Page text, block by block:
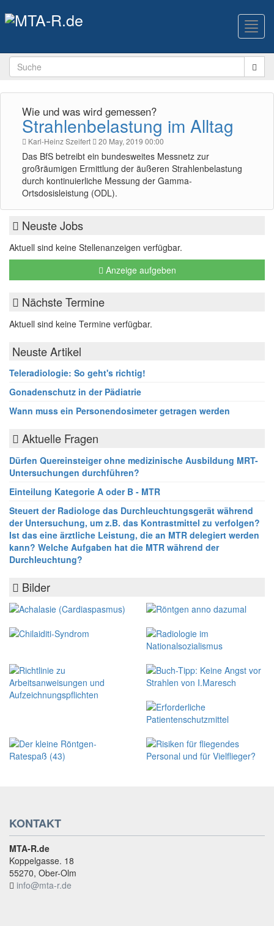
Wie und was wird gemessen?
Strahlenbelastung im Alltag
Karl-Heinz Szeifert 20 May, 2019 00:00
Das BfS betreibt ein bundesweites Messnetz zur
großräumigen Ermittlung der äußeren Strahlenbelastung
durch kontinuierliche Messung der Gamma-
Ortsdosisleistung (ODL).
Neuste Jobs
Aktuell sind keine Stellenanzeigen verfügbar.
Anzeige aufgeben
Nächste Termine
Aktuell sind keine Termine verfügbar.
Neuste Artikel
Teleradiologie: So geht's richtig!
Gonadenschutz in der Pädiatrie
Wann muss ein Personendosimeter getragen werden
Aktuelle Fragen
Dürfen Quereinsteiger ohne medizinische Ausbildung MRT-
Untersuchungen durchführen?
Einteilung Kategorie A oder B - MTR
Steuert der Radiologe das Durchleuchtungsgerät während
der Untersuchung, um z.B. das Kontrastmittel zu verfolgen?
Ist das eine ärztliche Leistung, die an MTR delegiert werden
kann? Welche Aufgaben hat die MTR während der
Durchleuchtung?
Bilder
KONTAKT
MTA-R.de
Koppelgasse. 18
55270, Ober-Olm
info@mta-r.de